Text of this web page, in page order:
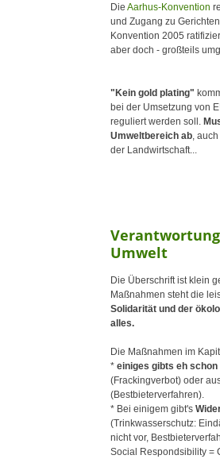
Die Aarhus-Konvention
und Zugang zu
Konvention 2005
aber doch - großteils
"Kein gold plating"
bei der Umsetzung von
reguliert werden soll.
Umweltbereich ab,
der Landwirtschaft...
Umwelt
Die Überschrift ist klein
Maßnahmen steht die
Solidarität und der
alles.
Die Maßnahmen im
* einiges gibts eh
(Frackingverbot) oder
(Bestbieterverfahren).
* Bei einigem gibt's
(Trinkwasserschutz:
nicht vor,
Social Respondsibility =